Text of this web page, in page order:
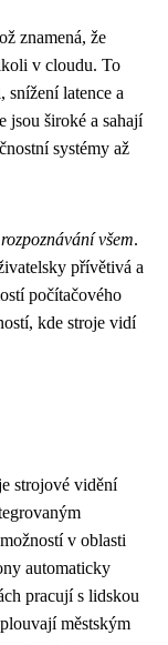
znamená, že
v cloudu. To
snížení latence a
jsou široké a sahají
systémy až
všem.
přívětivá a
počítačového
kde stroje vidí
strojové vidění
v oblasti
automaticky
pracují s lidskou
městským